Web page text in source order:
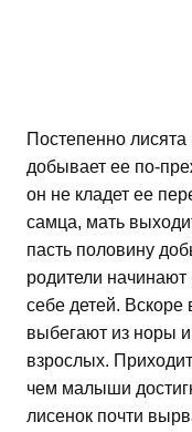
Постепенно
добывает ее по-
он не кладет ее
самца, мать
пасть половину
родители
себе детей. Вскоре
выбегают из норы
взрослых.
чем малыши
лисенок почти